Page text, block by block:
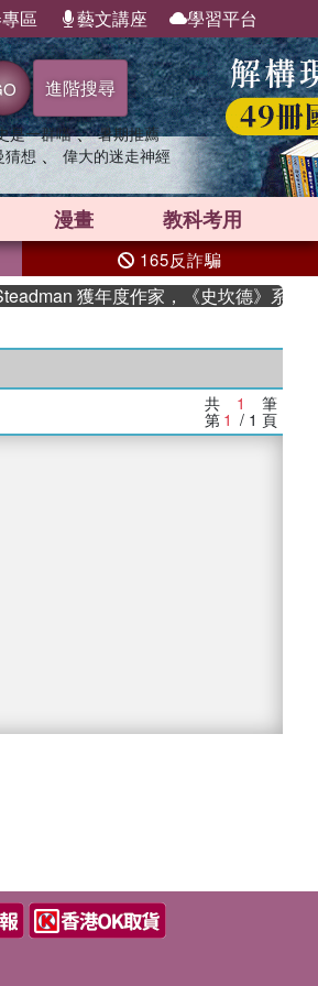
區 藝文講座 學習平台
進階搜尋
是一群喵 、 暑期推薦
猜想 、 偉大的迷走神經
漫畫 教科考用
165反詐騙
獲年度作家，《史坎德》系列帶
共 1 筆
第 1 / 1 頁